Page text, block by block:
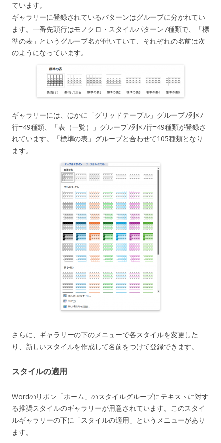
ています。
ギャラリーに登録されているパターンはグループに分かれてい
ます。一番先頭行はモノクロ・スタイルパターン7種類で、「標
準の表」というグループ名が付いていて、それぞれの名前は次
のようになっています。
ギャラリーには、ほかに「グリッドテーブル」グループ7列×7
行=49種類、「表（一覧）」グループ7列×7行=49種類が登録さ
れています。「標準の表」グループと合わせて105種類となり
ます。
さらに、ギャラリーの下のメニューで各スタイルを変更した
り、新しいスタイルを作成して名前をつけて登録できます。
スタイルの適用
Wordのリボン「ホーム」のスタイルグループにテキストに対す
る推奨スタイルのギャラリーが用意されています。このスタイ
ルギャラリーの下に「スタイルの適用」というメニューがあり
ます。